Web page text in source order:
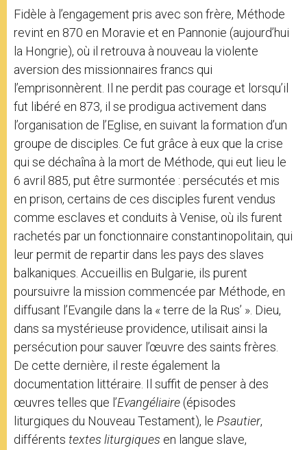
Fidèle à l’engagement pris avec son frère, Méthode
revint en 870 en Moravie et en Pannonie (aujourd’hui
la Hongrie), où il retrouva à nouveau la violente
aversion des missionnaires francs qui
l’emprisonnèrent. Il ne perdit pas courage et lorsqu’il
fut libéré en 873, il se prodigua activement dans
l’organisation de l’Eglise, en suivant la formation d’un
groupe de disciples. Ce fut grâce à eux que la crise
qui se déchaîna à la mort de Méthode, qui eut lieu le
6 avril 885, put être surmontée : persécutés et mis
en prison, certains de ces disciples furent vendus
comme esclaves et conduits à Venise, où ils furent
rachetés par un fonctionnaire constantinopolitain, qui
leur permit de repartir dans les pays des slaves
balkaniques. Accueillis en Bulgarie, ils purent
poursuivre la mission commencée par Méthode, en
diffusant l’Evangile dans la « terre de la Rus’ ». Dieu,
dans sa mystérieuse providence, utilisait ainsi la
persécution pour sauver l’œuvre des saints frères.
De cette dernière, il reste également la
documentation littéraire. Il suffit de penser à des
œuvres telles que l’Evangéliaire (épisodes
liturgiques du Nouveau Testament), le Psautier,
différents textes liturgiques en langue slave,